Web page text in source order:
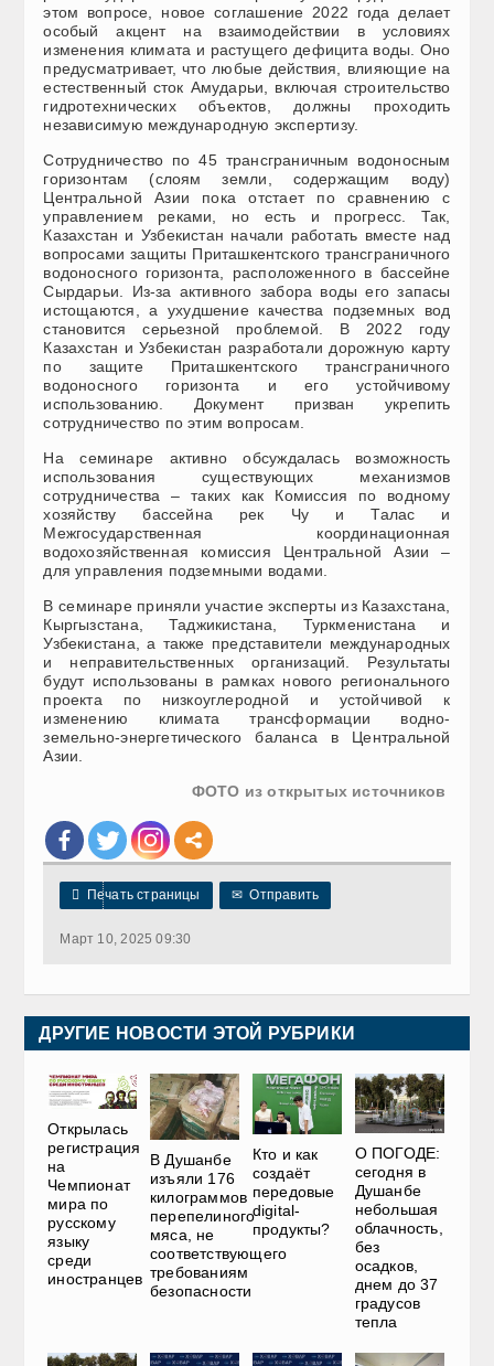
этом вопросе, новое соглашение 2022 года делает
особый акцент на взаимодействии в условиях
изменения климата и растущего дефицита воды. Оно
предусматривает, что любые действия, влияющие на
естественный сток Амударьи, включая строительство
гидротехнических объектов, должны проходить
независимую международную экспертизу.
Сотрудничество по 45 трансграничным водоносным
горизонтам (слоям земли, содержащим воду)
Центральной Азии пока отстает по сравнению с
управлением реками, но есть и прогресс. Так,
Казахстан и Узбекистан начали работать вместе над
вопросами защиты Приташкентского трансграничного
водоносного горизонта, расположенного в бассейне
Сырдарьи. Из-за активного забора воды его запасы
истощаются, а ухудшение качества подземных вод
становится серьезной проблемой. В 2022 году
Казахстан и Узбекистан разработали дорожную карту
по защите Приташкентского трансграничного
водоносного горизонта и его устойчивому
использованию. Документ призван укрепить
сотрудничество по этим вопросам.
На семинаре активно обсуждалась возможность
использования существующих механизмов
сотрудничества – таких как Комиссия по водному
хозяйству бассейна рек Чу и Талас и
Межгосударственная координационная
водохозяйственная комиссия Центральной Азии –
для управления подземными водами.
В семинаре приняли участие эксперты из Казахстана,
Кыргызстана, Таджикистана, Туркменистана и
Узбекистана, а также представители международных
и неправительственных организаций. Результаты
будут использованы в рамках нового регионального
проекта по низкоуглеродной и устойчивой к
изменению климата трансформации водно-
земельно-энергетического баланса в Центральной
Азии.
ФОТО из открытых источников
 Печать страницы ✉ Отправить
Март 10, 2025 09:30
ДРУГИЕ НОВОСТИ ЭТОЙ РУБРИКИ
Открылась
регистрация
на
Чемпионат
мира по
русскому
языку
среди
иностранцев
В Душанбе
изъяли 176
килограммов
перепелиного
мяса, не
соответствующего
требованиям
безопасности
Кто и как
создаёт
передовые
digital-
продукты?
О ПОГОДЕ:
сегодня в
Душанбе
небольшая
облачность,
без
осадков,
днем до 37
градусов
тепла